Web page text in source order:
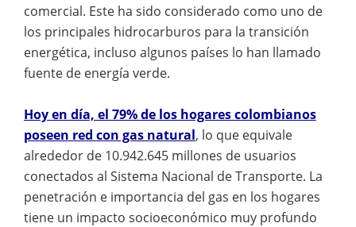
comercial. Este ha sido considerado como uno de
los principales hidrocarburos para la transición
energética, incluso algunos países lo han llamado
fuente de energía verde.
Hoy en día, el 79% de los hogares colombianos
poseen red con gas natural, lo que equivale
alrededor de 10.942.645 millones de usuarios
conectados al Sistema Nacional de Transporte. La
penetración e importancia del gas en los hogares
tiene un impacto socioeconómico muy profundo